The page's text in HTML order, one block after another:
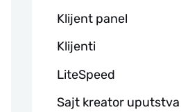
Klijent panel
Klijenti
LiteSpeed
Sajt kreator uputstva